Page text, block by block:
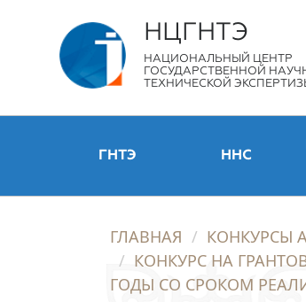
НЦГНТЭ
НАЦИОНАЛЬНЫЙ ЦЕНТР
ГОСУДАРСТВЕННОЙ
ТЕХНИЧЕСКОЙ
ГНТЭ ННС
ГЛАВНАЯ КОНКУРСЫ
КОНКУРС НА
ГОДЫ СО СРОКОМ